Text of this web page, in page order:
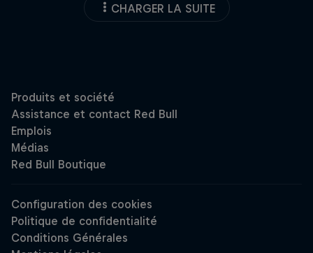
CHARGER LA SUITE